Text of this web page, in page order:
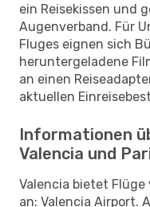
ein Reisekissen und
Augenverband. Für
Fluges eignen sich
heruntergeladene
an einen
aktuellen
Informationen
Valencia und
Valencia bietet
an: Valencia Airport.